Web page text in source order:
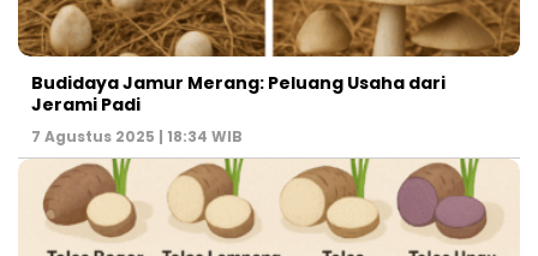
Budidaya Jamur Merang: Peluang Usaha dari
Jerami Padi
7 Agustus 2025 | 18:34 WIB